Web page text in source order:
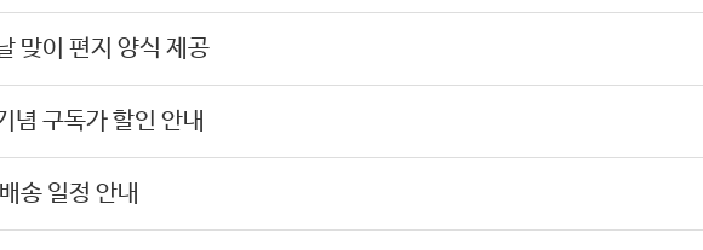
맞이 편지 양식 제공
념 구독가 할인 안내
송 일정 안내